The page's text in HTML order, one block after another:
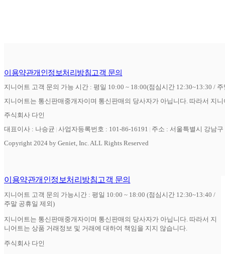
이용약관개인정보처리방침고객 문의
지니어트 고객 문의 가능 시간 : 평일 10:00 ~ 18:00(점심시간 12:30~13:30 /
지니어트는 통신판매중개자이며 통신판매의 당사자가 아닙니다. 따라서 지
주식회사 다인
대표이사 : 나승균 사업자등록번호 : 101-86-16191
주소 : 서울특별시 강남
Copyright 2024 by Geniet, Inc. ALL Rights Reserved
이용약관개인정보처리방침고객 문의
지니어트 고객 문의 가능시간 : 평일 10:00 ~ 18:00 (점심시간 12:30~13:40 /
주말 공휴일 제외)
지니어트는 통신판매중개자이며 통신판매의 당사자가 아닙니다. 따라서 지
니어트는 상품 거래정보 및 거래에 대하여 책임을 지지 않습니다.
주식회사 다인